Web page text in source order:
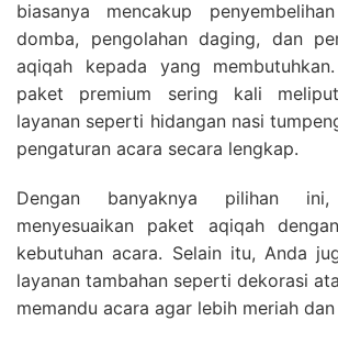
biasanya mencakup
domba, pengolahan daging, dan
aqiqah kepada yang
paket premium sering kali
layanan seperti hidangan nasi
pengaturan acara secara lengkap.
Dengan banyaknya pilihan
menyesuaikan paket aqiqah
kebutuhan acara. Selain itu, Anda
layanan tambahan seperti dekorasi
memandu acara agar lebih meriah dan